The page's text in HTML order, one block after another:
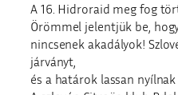
A 16. Hidroraid meg fog
Örömmel jelentjük be,
nincsenek akadályok!
járványt,
és a határok lassan